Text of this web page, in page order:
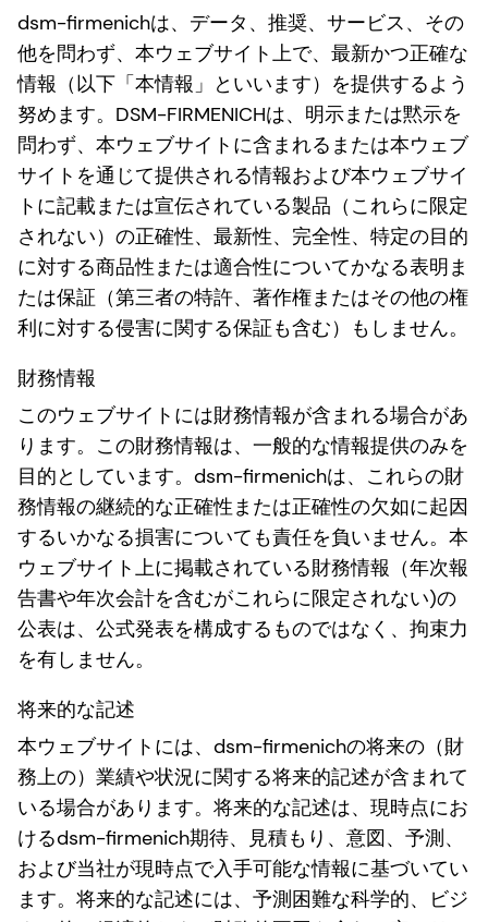
dsm-firmenichは、データ、推奨、サービス、その
他を問わず、本ウェブサイト上で、最新かつ正確な
情報（以下「本情報」といいます）を提供するよう
努めます。DSM-FIRMENICHは、明示または黙示を
問わず、本ウェブサイトに含まれるまたは本ウェブ
サイトを通じて提供される情報および本ウェブサイ
トに記載または宣伝されている製品（これらに限定
されない）の正確性、最新性、完全性、特定の目的
に対する商品性または適合性についてかなる表明ま
たは保証（第三者の特許、著作権またはその他の権
利に対する侵害に関する保証も含む）もしません。
財務情報
このウェブサイトには財務情報が含まれる場合があ
ります。この財務情報は、一般的な情報提供のみを
目的としています。dsm-firmenichは、これらの財
務情報の継続的な正確性または正確性の欠如に起因
するいかなる損害についても責任を負いません。本
ウェブサイト上に掲載されている財務情報（年次報
告書や年次会計を含むがこれらに限定されない)の
公表は、公式発表を構成するものではなく、拘束力
を有しません。
将来的な記述
本ウェブサイトには、dsm-firmenichの将来の（財
務上の）業績や状況に関する将来的記述が含まれて
いる場合があります。将来的な記述は、現時点にお
けるdsm-firmenich期待、見積もり、意図、予測、
および当社が現時点で入手可能な情報に基づいてい
ます。将来的な記述には、予測困難な科学的、ビジ